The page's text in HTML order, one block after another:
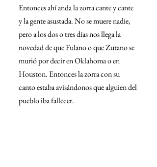
Entonces ahí anda la zorra cante y cante
y la gente asustada. No se muere nadie,
pero a los dos o tres días nos llega la
novedad de que Fulano o que Zutano se
murió por decir en Oklahoma o en
Houston. Entonces la zorra con su
canto estaba avisándonos que alguien del
pueblo iba fallecer.